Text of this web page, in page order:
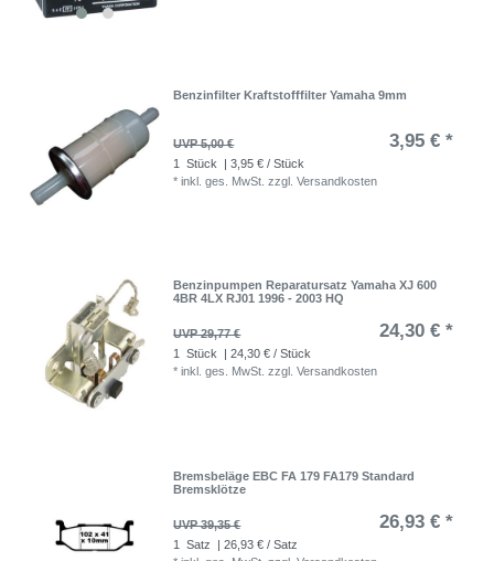
Benzinfilter Kraftstofffilter Yamaha 9mm
UVP 5,00 € 3,95 € *
1 Stück
| 3,95 € / Stück
*inkl. ges. MwSt. zzgl.Versandkosten
Benzinpumpen Reparatursatz Yamaha XJ 600
4BR 4LX RJ01 1996 - 2003 HQ
UVP 29,77 € 24,30 € *
1 Stück
| 24,30 € / Stück
*inkl. ges. MwSt. zzgl.Versandkosten
Bremsbeläge EBC FA 179 FA179 Standard
Bremsklötze
UVP 39,35 € 26,93 € *
1 Satz
| 26,93 € / Satz